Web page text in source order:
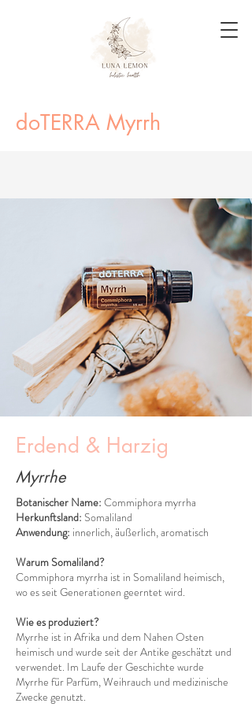
doTERRA Myrrh
Erdend & Harzig
Myrrhe
Botanischer Name: Commiphora myrrha
Herkunftsland: Somaliland
Anwendung: innerlich, äußerlich, aromatisch
Warum Somaliland?
Commiphora myrrha ist in Somaliland heimisch,
wo es seit Generationen geerntet wird.
Wie es produziert?
Myrrhe ist in Afrika und dem Nahen Osten
heimisch und wurde seit der Antike geschätzt und
verwendet. Im Laufe der Geschichte wurde
Myrrhe für Parfüm, Weihrauch und medizinische
Zwecke genutzt.